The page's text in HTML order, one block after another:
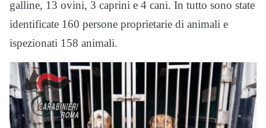
galline, 13 ovini, 3 caprini e 4 cani. In tutto sono state
identificate 160 persone proprietarie di animali e
ispezionati 158 animali.